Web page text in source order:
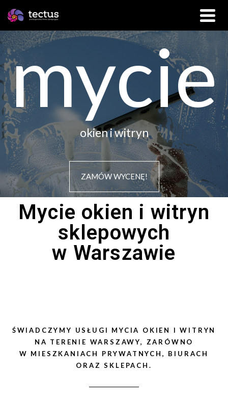
mycie
okien i witryn
ZAMÓW WYCENĘ!
Mycie okien i witryn
sklepowych
w Warszawie
ŚWIADCZYMY USŁUGI MYCIA OKIEN I WITRYN
NA TERENIE WARSZAWY, ZARÓWNO
W MIESZKANIACH PRYWATNYCH, BIURACH
ORAZ SKLEPACH.